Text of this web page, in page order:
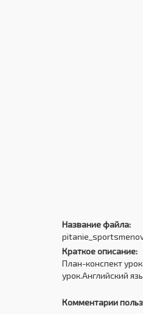
Название файла:
Краткое описание:
План-конспект
урок.Английский
Комментарии